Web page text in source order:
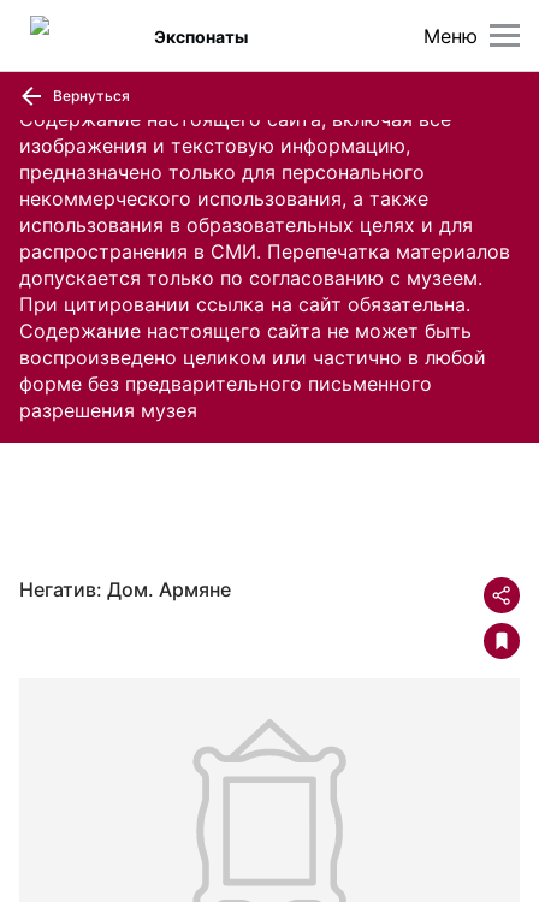
Содержание настоящего сайта, включая все
изображения и текстовую информацию,
предназначено только для персонального
некоммерческого использования, а также
использования в образовательных целях и для
распространения в СМИ. Перепечатка материалов
допускается только по согласованию с музеем.
При цитировании ссылка на сайт обязательна.
Содержание настоящего сайта не может быть
воспроизведено целиком или частично в любой
форме без предварительного письменного
разрешения музея
Меню
Экспонаты
Вернуться
Негатив: Дом. Армяне